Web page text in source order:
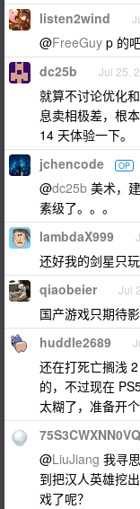
listen2wind
@FreeGuy p 的
dc25b Jul 25,
就算不讨论优化
息卖相极差，根
14 天体验一下。
jchencode OP
@dc25b 美术，
素级了。。。
lambdaX999
还好我的剑星只
qiaobeier Jul
国产游戏只期待
huddle2689
还在打死亡搁浅
的，不过现在
太糊了，准备开
@LiuJiang 我寻
到把汉人英雄挖
戏了呢？